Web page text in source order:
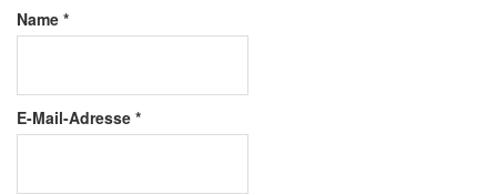
Name *
E-Mail-Adresse *